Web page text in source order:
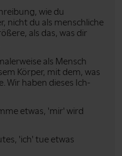
wie du
nicht du als menschliche
als das, was dir
als Mensch
Körper, mit dem, was
Wir haben dieses Ich-
etwas, 'mir' wird
'ich' tue etwas